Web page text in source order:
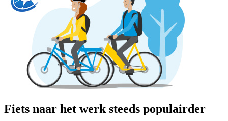
Fiets naar het werk steeds populairder